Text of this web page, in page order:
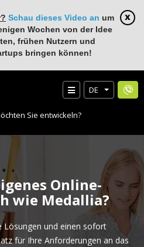
Schau dieses Video an um
Wochen von der Idee
frühen Nutzern und
bringen können!
DE
Online-
wie Medallia?
Lösungen und einen sofort
für Ihre Anforderungen an das